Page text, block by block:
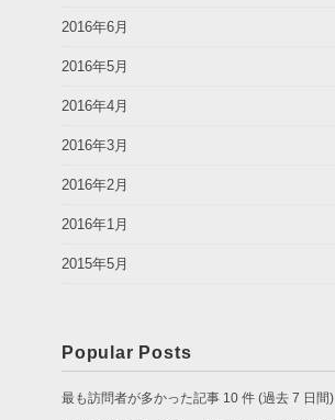
2016年6月
2016年5月
2016年4月
2016年3月
2016年2月
2016年1月
2015年5月
Popular Posts
最も訪問者が多かった記事 10 件 (過去 7 日間)